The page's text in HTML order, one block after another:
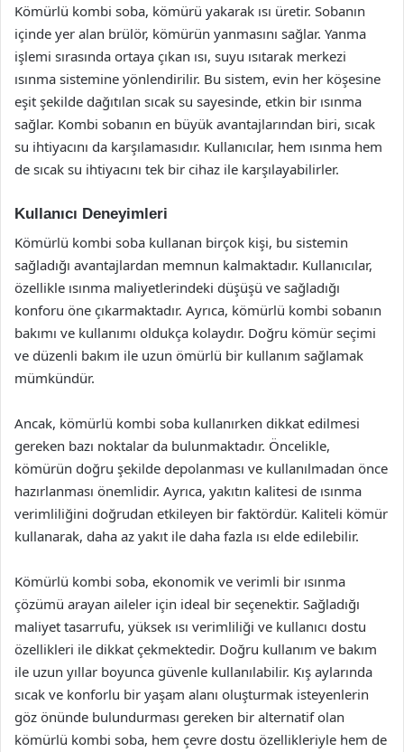
Kömürlü kombi soba, kömürü yakarak ısı üretir. Sobanın
içinde yer alan brülör, kömürün yanmasını sağlar. Yanma
işlemi sırasında ortaya çıkan ısı, suyu ısıtarak merkezi
ısınma sistemine yönlendirilir. Bu sistem, evin her köşesine
eşit şekilde dağıtılan sıcak su sayesinde, etkin bir ısınma
sağlar. Kombi sobanın en büyük avantajlarından biri, sıcak
su ihtiyacını da karşılamasıdır. Kullanıcılar, hem ısınma hem
de sıcak su ihtiyacını tek bir cihaz ile karşılayabilirler.
Kullanıcı Deneyimleri
Kömürlü kombi soba kullanan birçok kişi, bu sistemin
sağladığı avantajlardan memnun kalmaktadır. Kullanıcılar,
özellikle ısınma maliyetlerindeki düşüşü ve sağladığı
konforu öne çıkarmaktadır. Ayrıca, kömürlü kombi sobanın
bakımı ve kullanımı oldukça kolaydır. Doğru kömür seçimi
ve düzenli bakım ile uzun ömürlü bir kullanım sağlamak
mümkündür.
Ancak, kömürlü kombi soba kullanırken dikkat edilmesi
gereken bazı noktalar da bulunmaktadır. Öncelikle,
kömürün doğru şekilde depolanması ve kullanılmadan önce
hazırlanması önemlidir. Ayrıca, yakıtın kalitesi de ısınma
verimliliğini doğrudan etkileyen bir faktördür. Kaliteli kömür
kullanarak, daha az yakıt ile daha fazla ısı elde edilebilir.
Kömürlü kombi soba, ekonomik ve verimli bir ısınma
çözümü arayan aileler için ideal bir seçenektir. Sağladığı
maliyet tasarrufu, yüksek ısı verimliliği ve kullanıcı dostu
özellikleri ile dikkat çekmektedir. Doğru kullanım ve bakım
ile uzun yıllar boyunca güvenle kullanılabilir. Kış aylarında
sıcak ve konforlu bir yaşam alanı oluşturmak isteyenlerin
göz önünde bulundurması gereken bir alternatif olan
kömürlü kombi soba, hem çevre dostu özellikleriyle hem de